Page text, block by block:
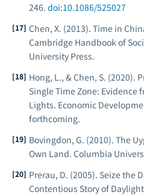
246. doi:10.1086/525027
Chen, X. (2013). Time in
Cambridge Handbook of
University Press.
Hong, L., & Chen, S. (2020).
Single Time Zone:
Lights. Economic
forthcoming.
Bovingdon, G. (2010). The
Own Land. Columbia
Prerau, D. (2005). Seize the
Contentious Story of